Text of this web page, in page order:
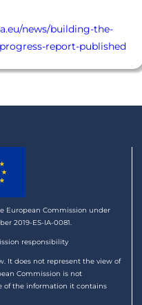
news/building-the-
report-published
European Commission under
2019-ES-IA-0081.
responsibility
It does not represent the view of
Commission is not
of the information it contains